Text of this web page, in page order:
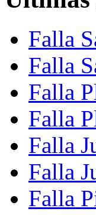
Falla
Falla
Falla
Falla
Falla
Falla
Falla